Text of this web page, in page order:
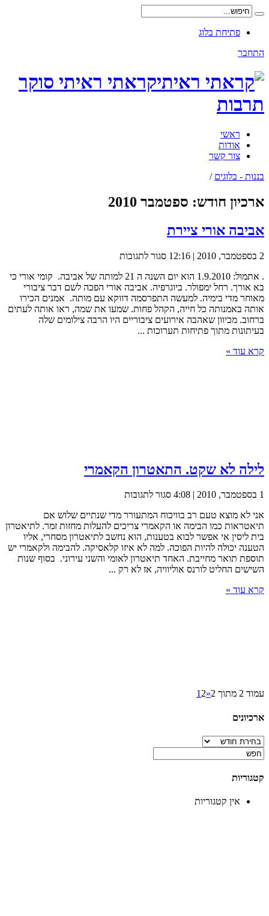
פתיחת בלוג
התחבר
קראתי ראיתי סוקר
תרבות
ראשי
אודות
צור קשר
בננות - בלוגים /
ארכיון חודש: ספטמבר 2010
אביבה אורי ציירת
2 בספטמבר, 2010 | 12:16 סגור לתגובות
אורי
ציירת
. אתמול: 1.9.2010 הוא יום השנה ה 21 למותה של אביבה. קומי אורי כי
בא אורך. רחל ימפולר. ביוגרפיה. אביבה אורי הפכה לשם דבר ציבורי
מאוחר מדי בימיה. למעשה התפרסמה דווקא עם מותה. אמנים הכירו
אותה באמנותה כל חייה, הקהל פחות. שמעו את שמה, ראו אותה לעתים
ברחוב. מכיוון שאהבה אירועים ציבוריים היו הרבה צילומים שלה
בעיתונות מתוך פתיחות תערוכות ...
קרא עוד »
לילה לא שקט. התאטרון הקאמרי
1 בספטמבר, 2010 | 4:08 סגור לתגובותעל
לא
שקט.
התאטרון
הקאמרי
אני לא מוצא טעם רב בוויכוח המתעורר מדי שנתיים שלוש אם
תיאטראות כמו הבימה או הקאמרי צריכים להעלות מחזות זמר. לתיאטרון
בית ליסין אי אפשר לבוא בטענות, הוא נחשב לתיאטרון מסחרי, אליו
הטענה יכולה להיות הפוכה. למה לא איזו קלאסיקה. להבימה ולקאמרי יש
תוספת תואר מחייבת. האחד תיאטרון לאומי והשני עירוני. בסוף שנות
השישים החליט לורנס אוליוויה, אז לא רק ...
קרא עוד »
עמוד 2 מתוך 2 «
12
ארכיונים
ארכיונים
קטגוריות
אין קטגוריות